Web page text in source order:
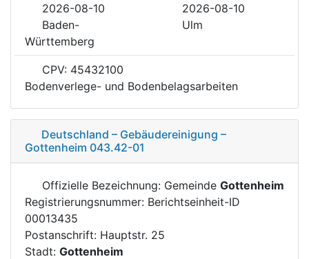
2026-08-10
2026-08-10
Baden-
Württemberg
Ulm
CPV: 45432100
Bodenverlege- und Bodenbelagsarbeiten
Deutschland – Gebäudereinigung –
Gottenheim 043.42-01
Offizielle Bezeichnung: Gemeinde Gottenheim
Registrierungsnummer: Berichtseinheit-ID
00013435
Postanschrift: Hauptstr. 25
Stadt: Gottenheim